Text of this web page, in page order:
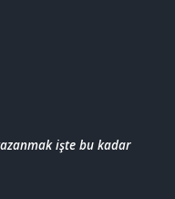
işte bu kadar